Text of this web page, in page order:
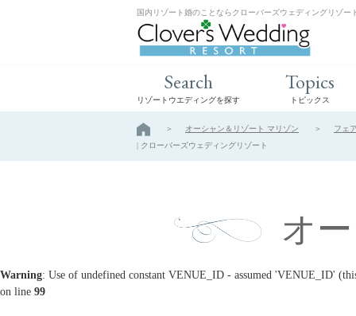
国内リゾート婚のことならクローバーズウェディングリゾー
Search
リゾートウエディングを探す
Topics
トピックス
オーシャン＆リゾート マリゾン
フェ
| クローバーズウェディングリゾート
オ
Warning: Use of undefined constant VENUE_ID - assumed 'VENUE_ID'
on line 99